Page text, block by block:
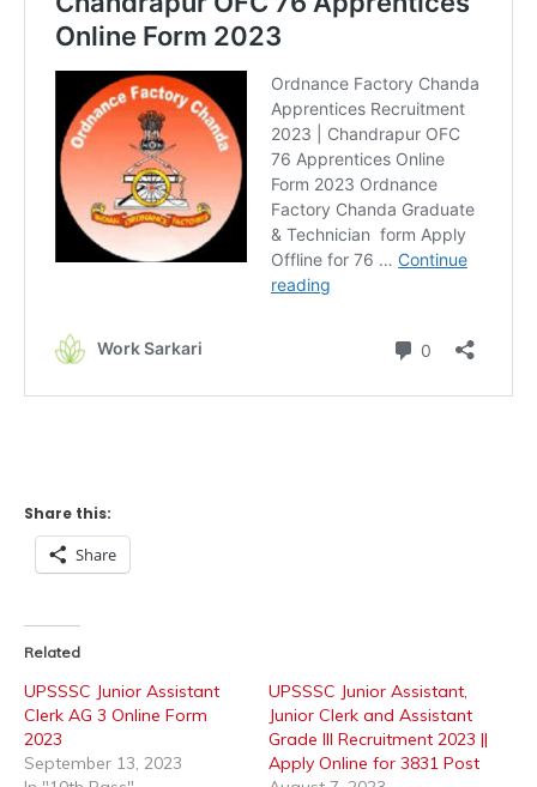
Share this:
Share
Related
UPSSSC Junior Assistant
Clerk AG 3 Online Form
2023
September 13, 2023
UPSSSC Junior Assistant,
Junior Clerk and Assistant
Grade III Recruitment 2023 ||
Apply Online for 3831 Post